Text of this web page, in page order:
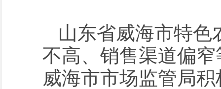
山东省威海市特色
不高、销售渠道偏
威海市市场监管局